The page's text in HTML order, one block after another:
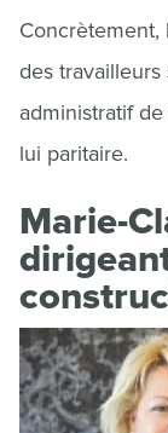
Concrètement,
des
administratif
lui paritaire.
Marie-